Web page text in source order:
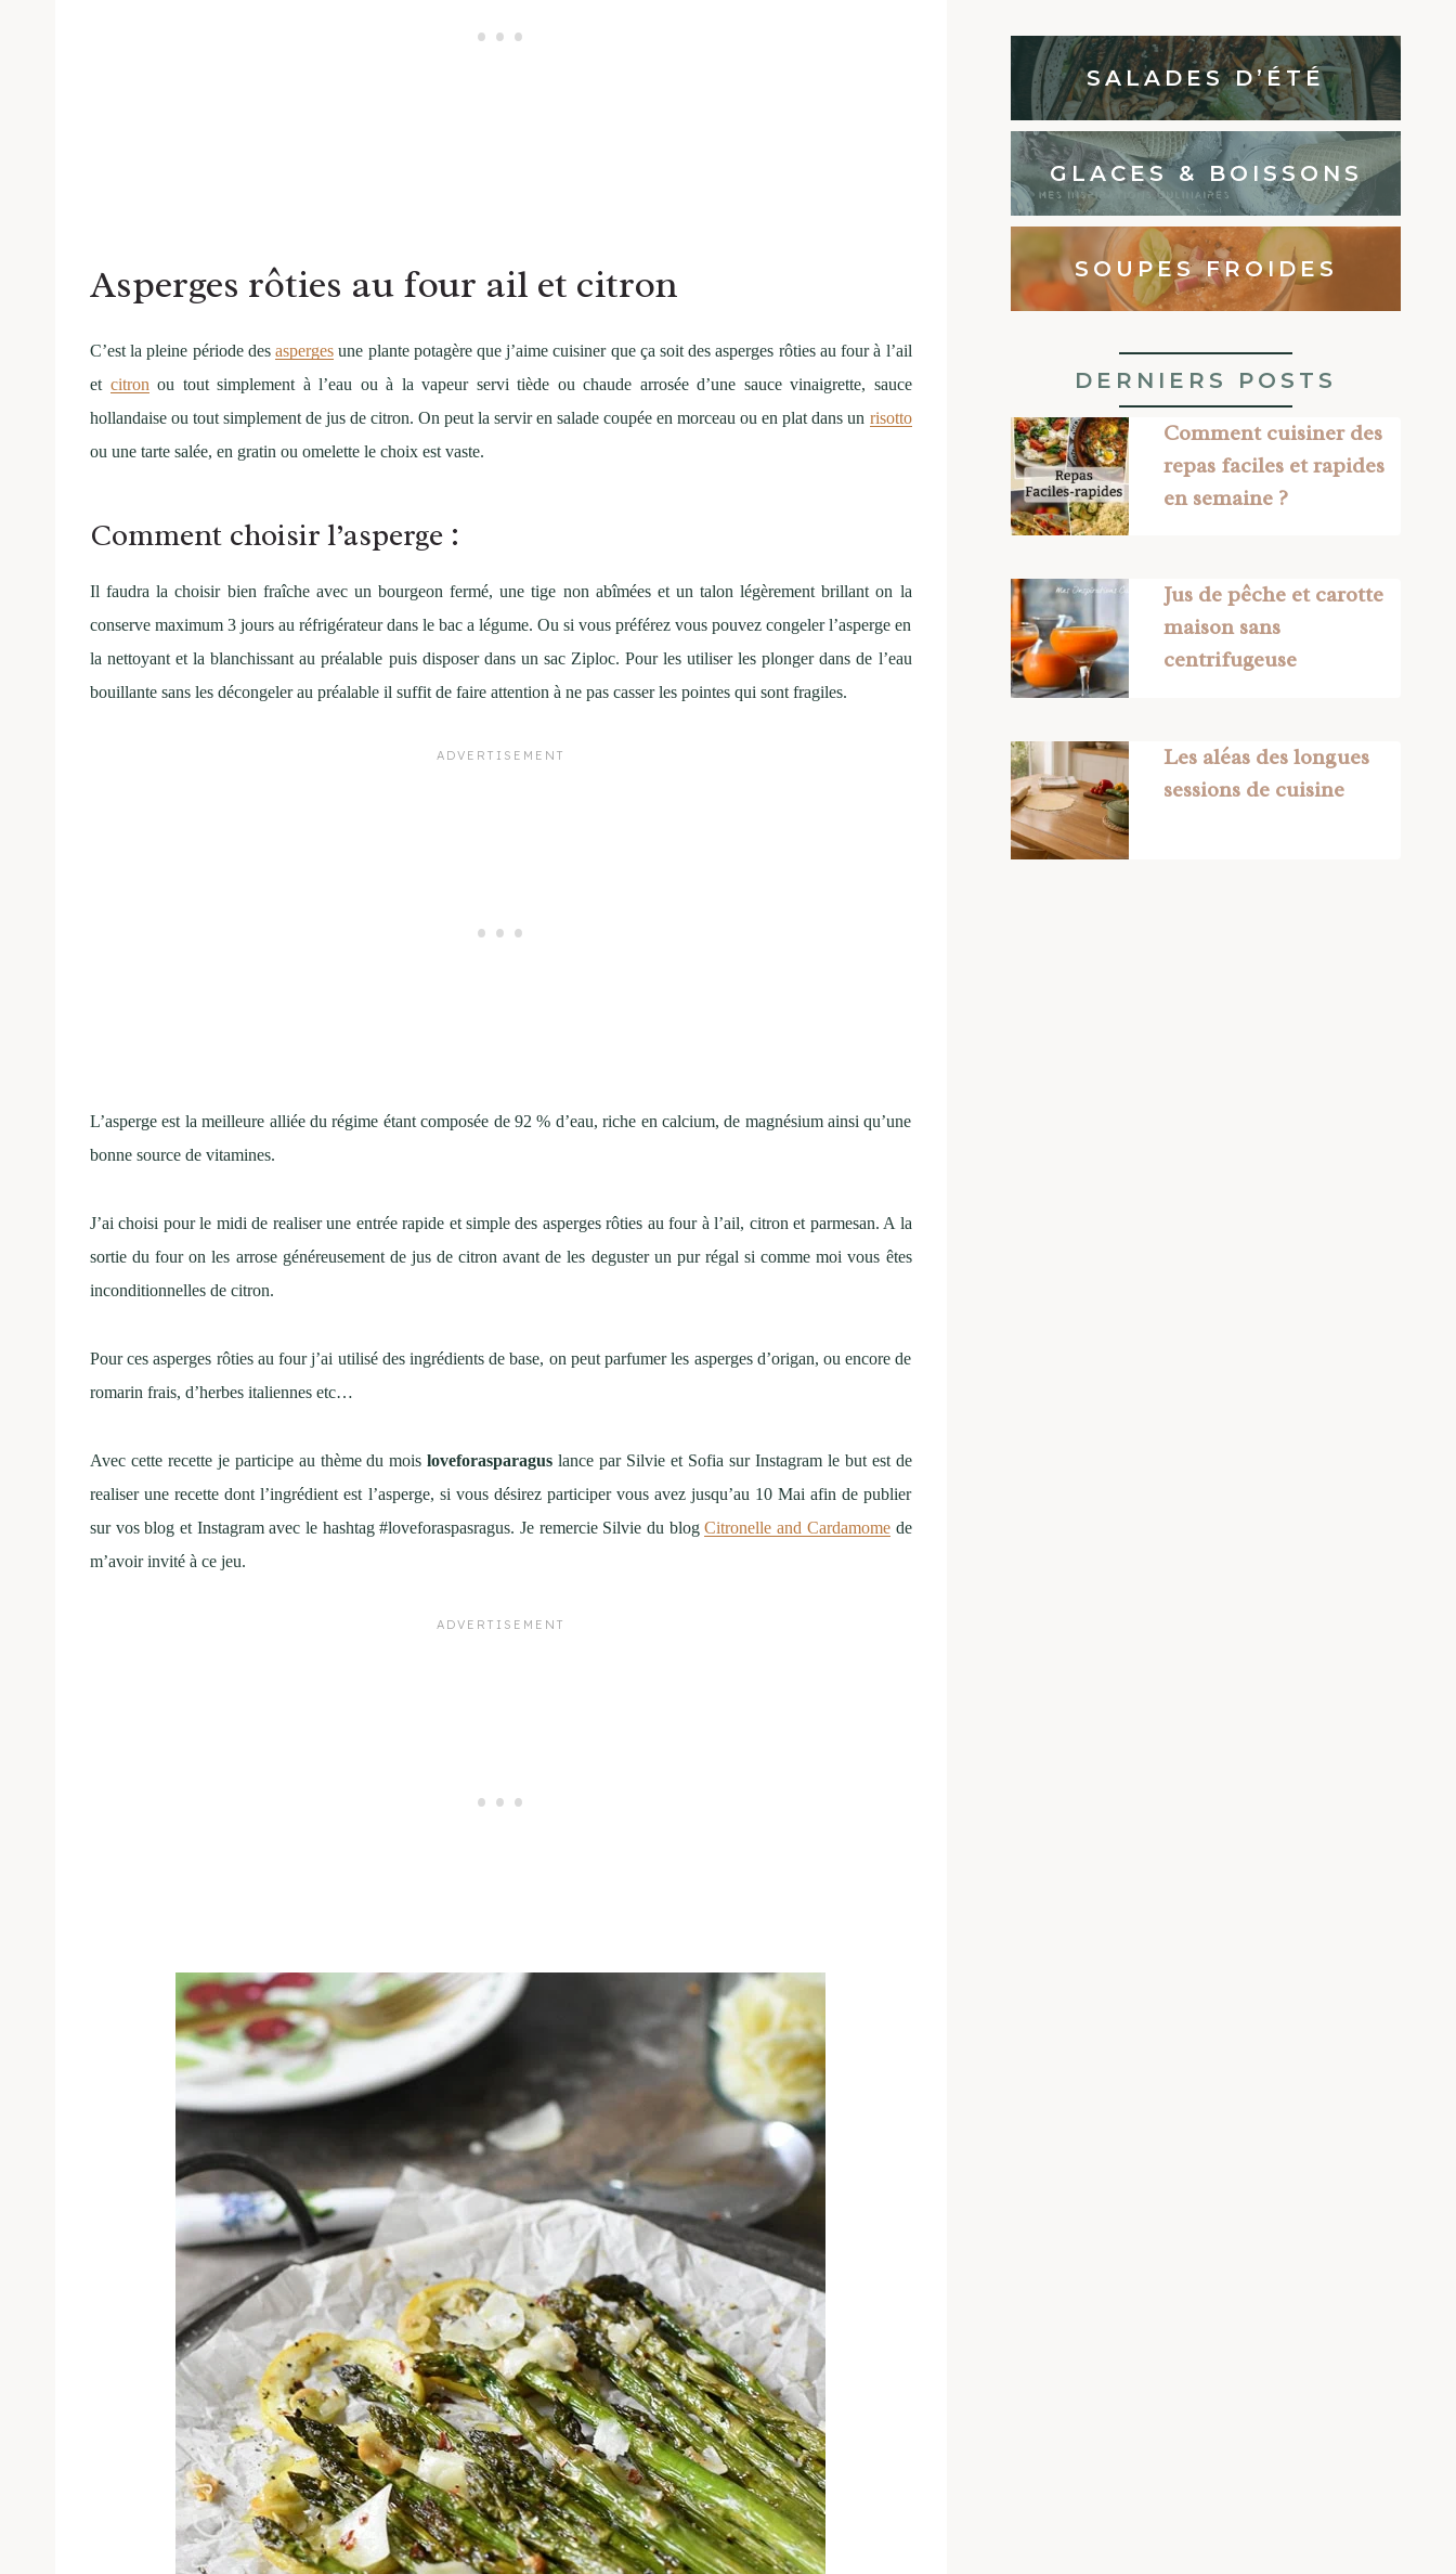
Asperges rôties au four ail et citron
C’est la pleine période desasperges une plante potagère que j’aime cuisiner que ça soit des asperges rôties au four à l’ail
et citron ou tout simplement à l’eau ou à la vapeur servi tiède ou chaude arrosée d’une sauce vinaigrette, sauce
hollandaise ou tout simplement de jus de citron. On peut la servir en salade coupée en morceau ou en plat dans un risotto
ou une tarte salée, en gratin ou omelette le choix est vaste.
Comment choisir l’asperge :
Il faudra la choisir bien fraîche avec un bourgeon fermé, une tige non abîmées et un talon légèrement brillant on la
conserve maximum 3 jours au réfrigérateur dans le bac a légume. Ou si vous préférez vous pouvez congeler l’asperge en
la nettoyant et la blanchissant au préalable puis disposer dans un sac Ziploc. Pour les utiliser les plonger dans de l’eau
bouillante sans les décongeler au préalable il suffit de faire attention à ne pas casser les pointes qui sont fragiles.
L’asperge est la meilleure alliée du régime étant composée de 92 % d’eau, riche en calcium, de magnésium ainsi qu’une
bonne source de vitamines.
J’ai choisi pour le midi de realiser une entrée rapide et simple des asperges rôties au four à l’ail, citron et parmesan. A la
sortie du four on les arrose généreusement de jus de citron avant de les deguster un pur régal si comme moi vous êtes
inconditionnelles de citron.
Pour ces asperges rôties au four j’ai utilisé des ingrédients de base, on peut parfumer les asperges d’origan, ou encore de
romarin frais, d’herbes italiennes etc…
Avec cette recette je participe au thème du moisloveforasparagus lance par Silvie et Sofia sur Instagram le but est de
realiser une recette dont l’ingrédient est l’asperge, si vous désirez participer vous avez jusqu’au 10 Mai afin de publier
sur vos blog et Instagram avec le hashtag #loveforaspasragus. Je remercie Silvie du blogCitronelle and Cardamomede
m’avoir invité à ce jeu.
SALADES D’ÉTÉ
GLACES & BOISSONS
SOUPES FROIDES
DERNIERS POSTS
Comment cuisiner des
repas faciles et rapides
en semaine ?
Jus de pêche et carotte
maison sans
centrifugeuse
Les aléas des longues
sessions de cuisine